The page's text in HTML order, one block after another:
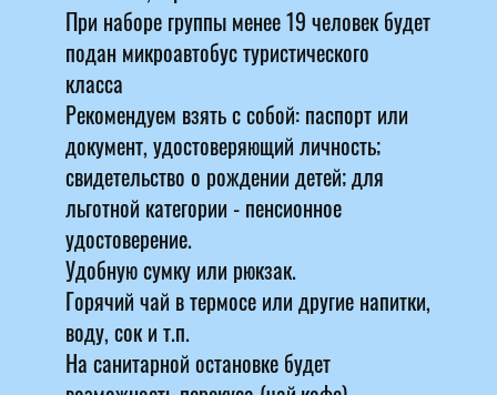
При наборе группы менее 19 человек будет
подан микроавтобус туристического
класса
Рекомендуем взять с собой: паспорт или
документ, удостоверяющий личность;
свидетельство о рождении детей; для
льготной категории - пенсионное
удостоверение.
Удобную сумку или рюкзак.
Горячий чай в термосе или другие напитки,
воду, сок и т.п.
На санитарной остановке будет